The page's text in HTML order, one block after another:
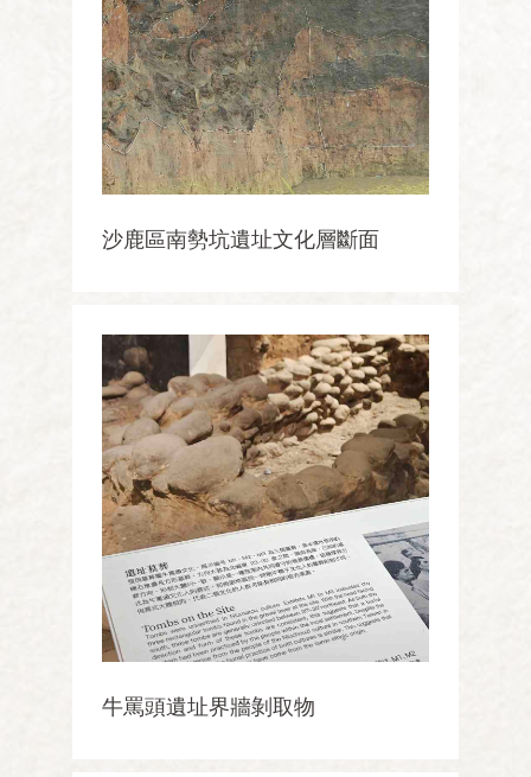
沙鹿區南勢坑遺址文化層斷面
牛罵頭遺址界牆剝取物